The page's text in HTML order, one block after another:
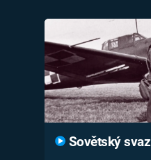
Časopis
Sledujte prima+
Přihlášení
Sledujte nás Sovětský svaz